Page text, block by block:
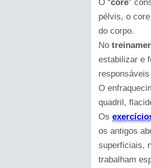
O “core”
pélvis, o
do corpo.
No
estabilizar e
O
quadril,
Os
os antigos
superficiais,
trabalham